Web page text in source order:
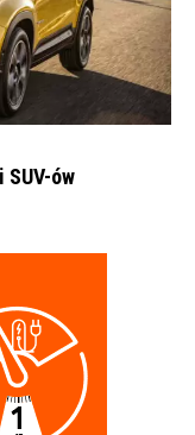
ów